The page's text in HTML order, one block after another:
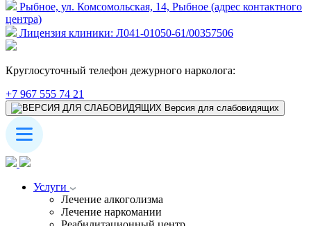
Рыбное, ул. Комсомольская, 14, Рыбное (адрес контактного
центра)
Лицензия клиники: Л041-01050-61/00357506
Круглосуточный телефон дежурного нарколога:
+7 967 555 74 21
Версия для слабовидящих
Услуги
Лечение алкоголизма
Лечение наркомании